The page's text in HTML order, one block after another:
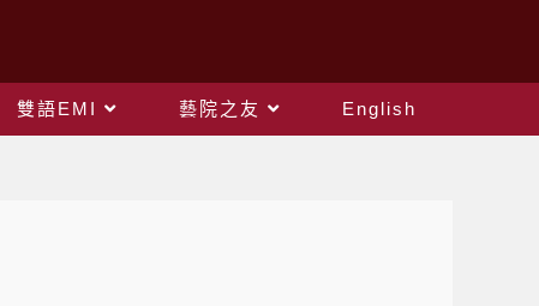
雙語EMI 藝院之友
English